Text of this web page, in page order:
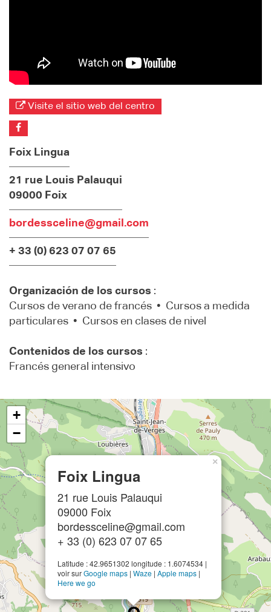
Visite el sitio web del centro
Foix Lingua
21 rue Louis Palauqui
09000 Foix
bordessceline@gmail.com
+ 33 (0) 623 07 07 65
Organización de los cursos :
Cursos de verano de francés • Cursos a medida
particulares • Cursos en clases de nivel
Contenidos de los cursos :
Francés general intensivo
Foix Lingua
21 rue Louis Palauqui
09000 Foix
bordessceline@gmail.com
+ 33 (0) 623 07 07 65
Latitude : 42.9651302 longitude : 1.6074534 |
voir surGoogle maps | Waze | Apple maps |
Here we go
×
+
−